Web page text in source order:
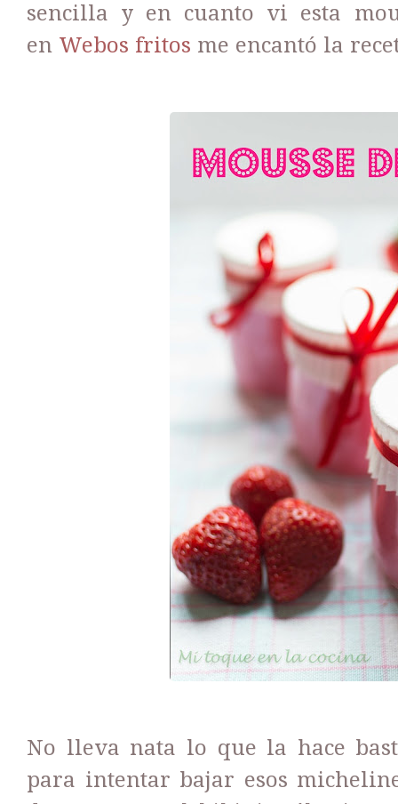
sencilla y en cuanto vi esta
en Webos fritos me encantó la
No lleva nata lo que la hace
para intentar bajar esos